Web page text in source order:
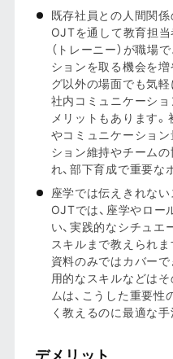
既存社員との人間関
OJTを通して教育担当
（トレーニー）が職場
ションを取る機会を
グ以外の場面でも気軽
社内コミュニケーシ
メリットもあります
やコミュニケーショ
ション維持やチーム
れ、部下育成で重要な
座学では伝えきれな
OJTでは、座学やロ
い、実践的なシチュエ
スキルまで教えられ
資料のみではカバー
用的なスキルなどは
ムは、こうした重要
く教えるのに最適な
デメリット